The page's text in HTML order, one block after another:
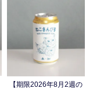
【期限2026年8月2週の